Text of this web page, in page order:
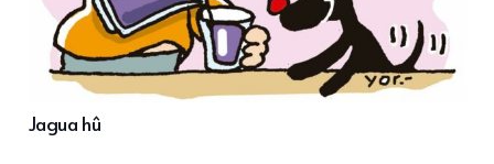
Jagua hû